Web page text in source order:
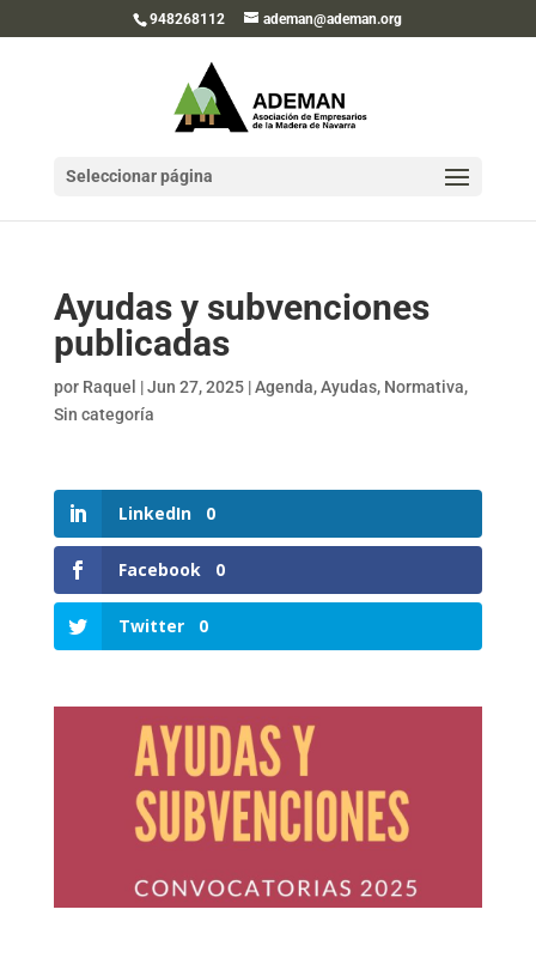
948268112 ademan@ademan.org
Seleccionar página
Ayudas y subvenciones
publicadas
por Raquel |Jun 27, 2025|Agenda,Ayudas, Normativa,
Sin categoría
LinkedIn 0
Facebook 0
Twitter 0